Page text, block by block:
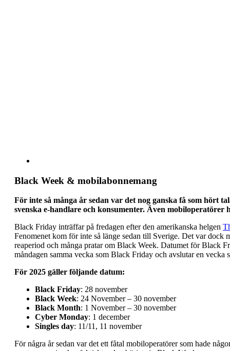
Black Week & mobilabonnemang
För inte så många år sedan var det nog ganska få som hört
svenska e-handlare och konsumenter. Även
Black Friday inträffar på fredagen efter den amerikanska helgen
Fenomenet kom för inte så länge sedan till Sverige. Det var dock
reaperiod och många pratar om Black Week. Datumet för Black
måndagen samma vecka som Black Friday och avslutar en
För 2025 gäller följande datum:
Black Friday: 28 november
Black Week: 24 November – 30 november
Black Month: 1 November – 30 november
Cyber Monday: 1 december
Singles day: 11/11, 11 november
För några år sedan var det ett fåtal mobiloperatörer som hade